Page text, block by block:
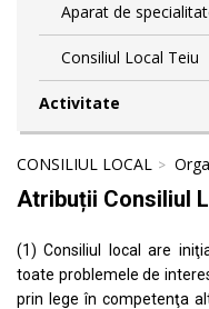
Aparat de
Consiliul Local Teiu
Activitate
CONSILIUL LOCAL
Atribuții Consiliul
(1) Consiliul local are
toate problemele de
prin lege în competenţa